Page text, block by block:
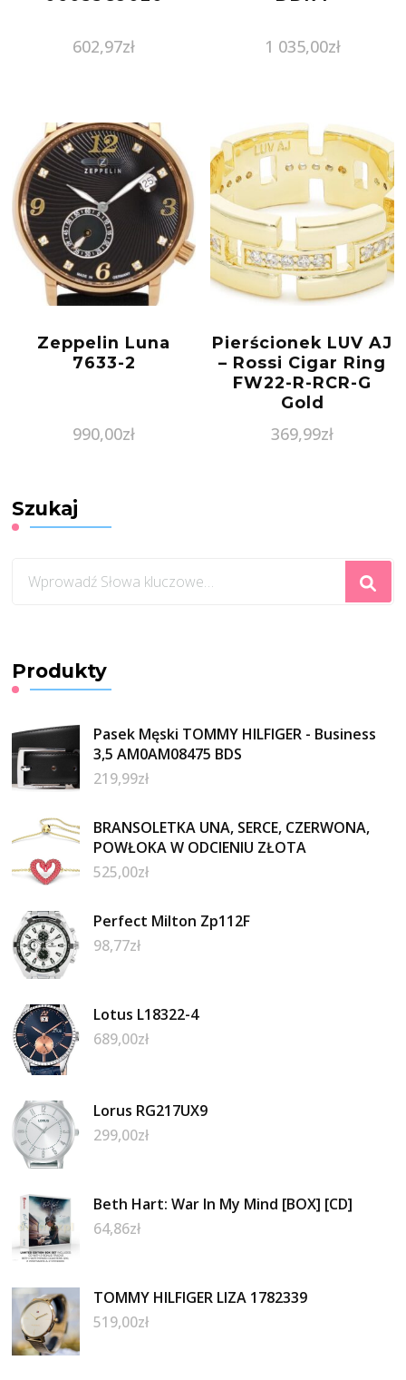
602,97zł 1 035,00zł
Zeppelin Luna
7633-2
990,00zł
Pierścionek LUV AJ
– Rossi Cigar Ring
FW22-R-RCR-G
Gold
369,99zł
Szukaj
czegoś?
Produkty
Pasek Męski TOMMY HILFIGER - Business
3,5 AM0AM08475 BDS
219,99zł
BRANSOLETKA UNA, SERCE, CZERWONA,
POWŁOKA W ODCIENIU ZŁOTA
525,00zł
Perfect Milton Zp112F
98,77zł
Lotus L18322-4
689,00zł
Lorus RG217UX9
299,00zł
Beth Hart: War In My Mind [BOX] [CD]
64,86zł
TOMMY HILFIGER LIZA 1782339
519,00zł